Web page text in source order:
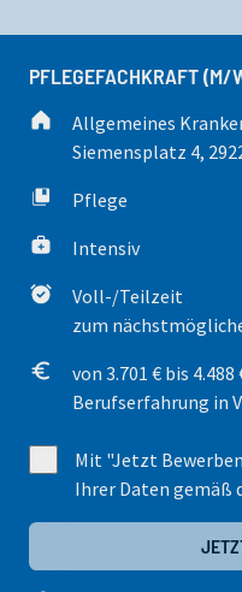
PFLEGEFACHKRAFT (M/
Allgemeines
Siemensplatz 4,
Pflege
Intensiv
Voll-/Teilzeit
zum
von 3.701 € bis
Berufserfahrung in
Mit "Jetzt
Ihrer Daten gemäß